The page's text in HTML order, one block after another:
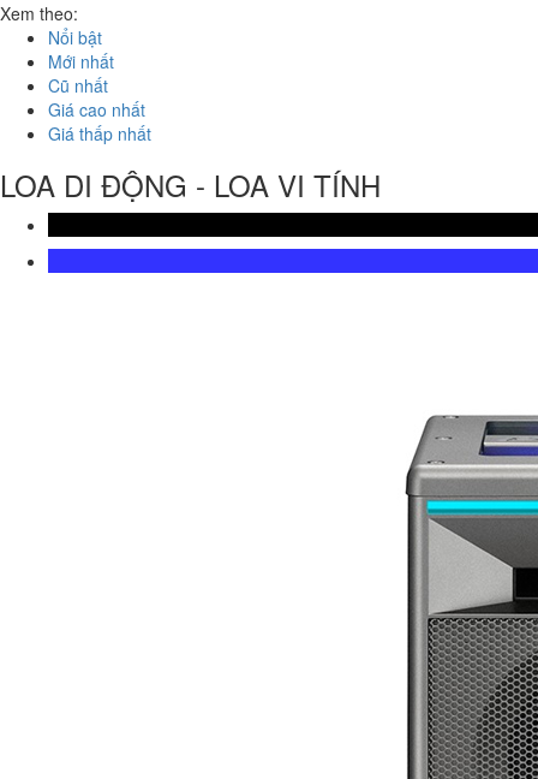
Xem theo:
Nổi bật
Mới nhất
Cũ nhất
Giá cao nhất
Giá thấp nhất
LOA DI ĐỘNG - LOA VI TÍNH